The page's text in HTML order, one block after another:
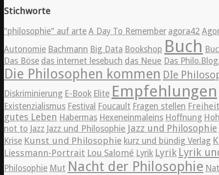
Stichworte
"philosophie" auf arte A Day To Remember agora42
Autonomie Bachmann Big Data Bookshop Buch
Das Böse das internet lesebuch das Neue Das
Die Philosophen kommen DIe
Diskriminierung E-Book Elite Empfehlungen
Existenzialismus Festival Foucault Fragen stellen Freiheit
gutes Leben Habermas Hexeneinmaleins Hoffnung
not to Jazz Jazz und Philosophie Jazz und Philosophie
Krise Kunst und Philosophie kurz und bündig Verlag
Liessmann-Portrait Lou Salomé Lyrik Lyrik Lyrik
Philosophie Mut Nacht der Philosophie